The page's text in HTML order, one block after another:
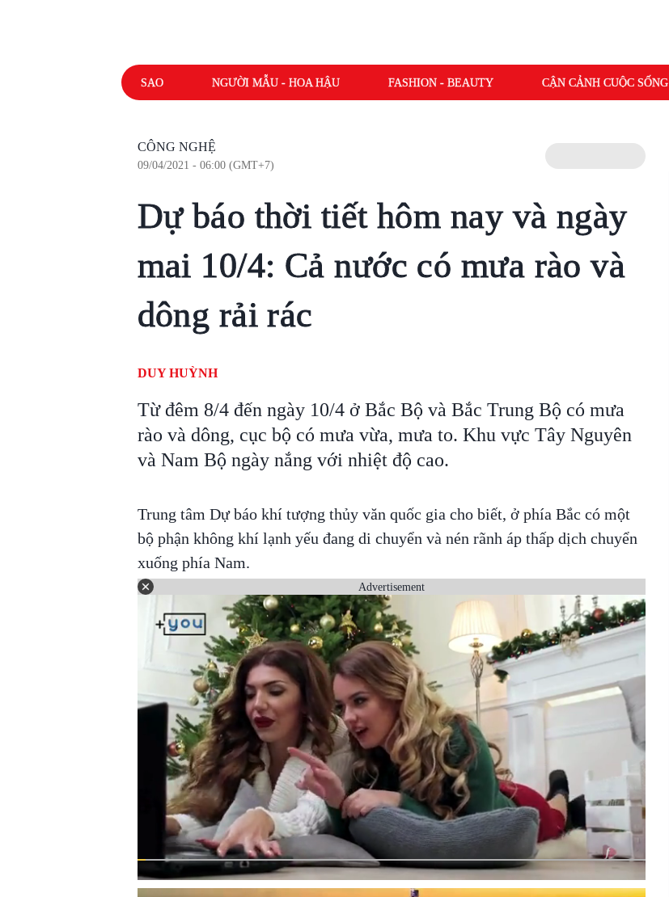
SAO NGƯỜI MẪU - HOA HẬU FASHION - BEAUTY CẬN CẢNH CUỘC SỐNG
CÔNG NGHỆ
09/04/2021 - 06:00 (GMT+7)
Dự báo thời tiết hôm nay và ngày
mai 10/4: Cả nước có mưa rào và
dông rải rác
DUY HUỲNH
Từ đêm 8/4 đến ngày 10/4 ở Bắc Bộ và Bắc Trung Bộ có mưa
rào và dông, cục bộ có mưa vừa, mưa to. Khu vực Tây Nguyên
và Nam Bộ ngày nắng với nhiệt độ cao.
Trung tâm Dự báo khí tượng thủy văn quốc gia cho biết, ở phía Bắc có một
bộ phận không khí lạnh yếu đang di chuyển và nén rãnh áp thấp dịch chuyển
xuống phía Nam.
Advertisement